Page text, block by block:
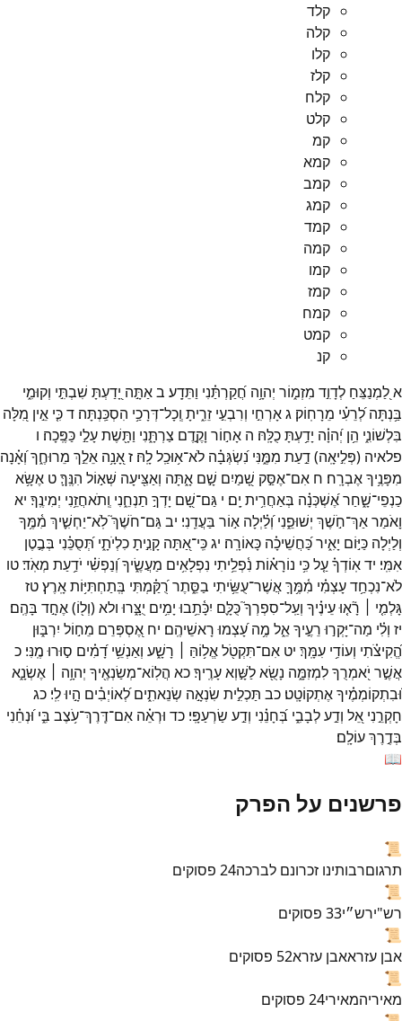
קלד
קלה
קלו
קלז
קלח
קלט
קמ
קמא
קמב
קמג
קמד
קמה
קמו
קמז
קמח
קמט
קנ
אלַ֭מְנַצֵּחַ לְדָוִ֣ד מִזְמ֑וֹר יְהוָ֥ה חֲ֝קַרְתַּ֗נִי וַתֵּדָֽע׃ באַתָּ֣ה יָ֭דַעְתָּ שִׁבְתִּ֣י וְקוּמִ֑י
בַּ֥נְתָּה לְ֝רֵעִ֗י מֵרָחֽוֹק׃ גאָרְחִ֣י וְרִבְעִ֣י זֵרִ֑יתָ וְֽכָל־דְּרָכַ֥י הִסְכַּֽנְתָּה׃ דכִּ֤י אֵ֣ין מִ֭לָּה
בִּלְשׁוֹנִ֑י הֵ֥ן יְ֝הוָ֗ה יָדַ֥עְתָּכֻלָּֽהּ׃ ה אָח֣וֹר וָקֶ֣דֶם צַרְתָּ֑נִי וַתָּ֖שֶׁתעָלַ֣י כַּפֶּֽכָה׃ ו
פלאיה (פְּלִ֣יאָֽה)דַ֣עַת מִמֶּ֑נִּי נִ֝שְׂגְּבָ֗ה לֹא־א֥וּכַֽללָֽהּ׃ זאָ֭נָ֥ה אֵלֵ֣ךְ מֵרוּחֶ֑ךָוְ֝אָ֗נָה
מִפָּנֶ֥יךָאֶבְרָֽח׃ ח אִם־אֶסַּ֣ק שָׁ֭מַיִם שָׁ֣ם אָ֑תָּה וְאַצִּ֖יעָה שְּׁא֣וֹל הִנֶּֽךָּ׃ט אֶשָּׂ֥א
כַנְפֵי־שָׁ֑חַראֶ֝שְׁכְּנָ֗ה בְּאַחֲרִ֥ית יָֽם׃ י גַּם־שָׁ֭ם יָדְךָ֣ תַנְחֵ֑נִי וְֽתֹאחֲזֵ֥נִי יְמִינֶֽךָ׃ יא
וָ֭אֹמַראַךְ־חֹ֣שֶׁךְ יְשׁוּפֵ֑נִי וְ֝לַ֗יְלָה א֣וֹר בַּעֲדֵֽנִי׃ יבגַּם־חֹשֶׁךְ֮לֹֽא־יַחְשִׁ֪יךְ מִ֫מֶּ֥ךָ
וְ֭לַיְלָה כַּיּ֣וֹם יָאִ֑ירכַּ֝חֲשֵׁיכָ֗ה כָּאוֹרָֽה׃ יגכִּֽי־אַ֭תָּה קָנִ֣יתָכִלְיֹתָ֑י תְּ֝סֻכֵּ֗נִי בְּבֶ֣טֶן
אִמִּֽי׃ ידאֽוֹדְךָ֗עַ֤לכִּ֥י נוֹרָא֗וֹת נִ֫פְלֵ֥יתִי נִפְלָאִ֥ים מַעֲשֶׂ֑יךָוְ֝נַפְשִׁ֗י יֹדַ֥עַת מְאֹֽד׃טו
לֹא־נִכְחַ֥דעָצְמִ֗י מִ֫מֶּ֥ךָּאֲשֶׁר־עֻשֵּׂ֥יתִי בַסֵּ֑תֶררֻ֝קַּ֗מְתִּי בְּֽתַחְתִּיּ֥וֹתאָֽרֶץ׃טז
גָּלְמִ֤י ׀
רָ֘א֤וּעֵינֶ֗יךָ וְעַֽל־סִפְרְךָ֮כֻּלָּ֪ם יִכָּ֫תֵ֥בוּ יָמִ֥ים יֻצָּ֑רוּ ולא(וְל֖וֹ)אֶחָ֣ד בָּהֶֽם׃
יז וְלִ֗י מַה־יָּקְר֣וּ רֵעֶ֣יךָאֵ֑ל מֶ֥ה עָ֝צְמוּ רָאשֵׁיהֶֽם׃ יח אֶ֭סְפְּרֵם מֵח֣וֹל יִרְבּ֑וּן
הֱ֝קִיצֹ֗תִי וְעוֹדִ֥י עִמָּֽךְ׃ יט אִם־תִּקְטֹ֖לאֱל֥וֹהַּ ׀ רָשָׁ֑ע וְאַנְשֵׁ֥י דָ֝מִ֗ים ס֣וּרוּ מֶֽנִּי׃ כ
אֲשֶׁ֣ר יֹ֭אמְרֻךָלִמְזִמָּ֑ה נָשֻׂ֖אלַשָּׁ֣וְאעָרֶֽיךָ׃כא הֲלֽוֹא־מְשַׂנְאֶ֖יךָ יְהוָ֥ה ׀
אֶשְׂנָ֑א
וּ֝בִתְקוֹמְמֶ֗יךָאֶתְקוֹטָֽט׃ כב תַּכְלִ֣ית שִׂנְאָ֣ה שְׂנֵאתִ֑ים לְ֝אוֹיְבִ֗ים הָ֣יוּלִֽי׃ כג
חָקְרֵ֣נִי אֵ֭ל וְדַ֣עלְבָבִ֑י בְּ֝חָנֵ֗נִי וְדַ֣ע שַׂרְעַפָּֽי׃ כד וּרְאֵ֗ה אִם־דֶּֽרֶךְ־עֹ֥צֶב בִּ֑י וּ֝נְחֵ֗נִי
בְּדֶ֣רֶךְעוֹלָֽם׃
📖
פרשנים על הפרק
📜
תרגוםרבותינו זכרונם לברכה24 פסוקים
📜
רש"ירש״י33 פסוקים
📜
אבן עזראאבן עזרא52 פסוקים
📜
מאיריהמאירי24 פסוקים